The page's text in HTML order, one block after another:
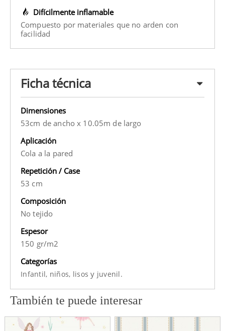
Difícilmente inflamable
Compuesto por materiales que no arden con
facilidad
Ficha técnica
Dimensiones
53cm de ancho x 10.05m de largo
Aplicación
Cola a la pared
Repetición / Case
53 cm
Composición
No tejido
Espesor
150 gr/m2
Categorías
Infantil, niños, lisosy juvenil.
También te puede interesar